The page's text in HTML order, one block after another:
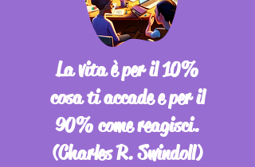
La vita è per il 10%
cosa ti accade e per il
90% come reagisci.
(Charles R. Swindoll)